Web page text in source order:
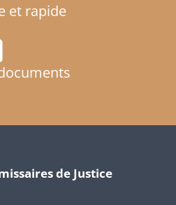
et rapide
de Justice